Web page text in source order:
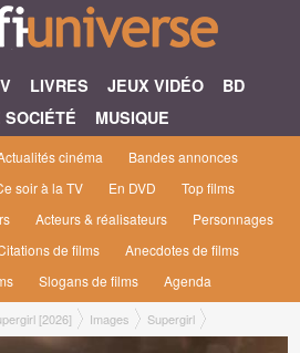
LIVRES JEUX VIDÉO
BD
MUSIQUE
cinéma
Bandes annonces
soir à la TV En DVD
Top films
Acteurs & réalisateurs
Personnages
de films
Anecdotes de films
Slogans de films Agenda
[2026] Images Supergirl